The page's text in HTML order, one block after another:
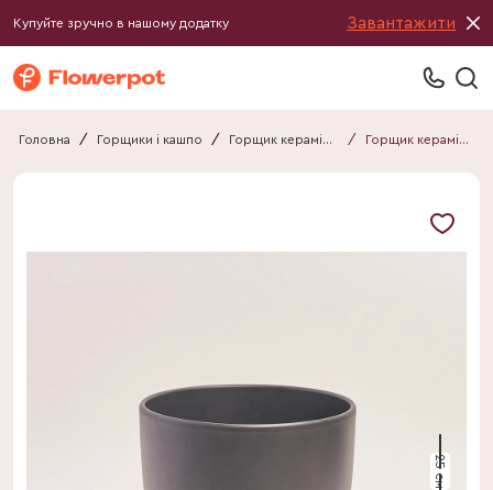
Купуйте зручно в нашому додатку Завантажити
Головна / Горщики і кашпо / Горщик керамічний / Горщик керамічний 012625090101
25 см